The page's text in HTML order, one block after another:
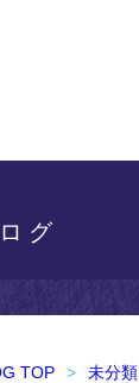
グ
TOP > 未分類